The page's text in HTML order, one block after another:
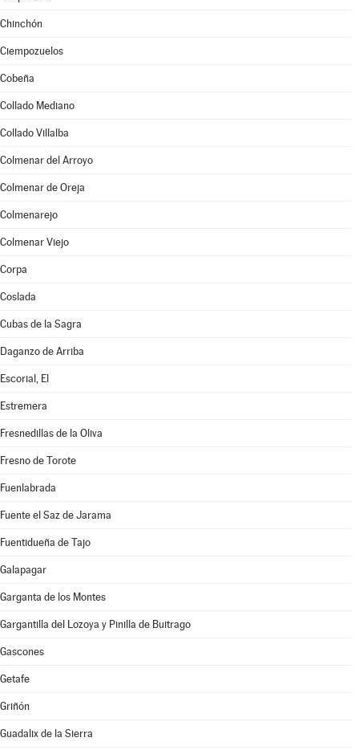
Chinchón
Ciempozuelos
Cobeña
Collado Mediano
Collado Villalba
Colmenar del Arroyo
Colmenar de Oreja
Colmenarejo
Colmenar Viejo
Corpa
Coslada
Cubas de la Sagra
Daganzo de Arriba
Escorial, El
Estremera
Fresnedillas de la Oliva
Fresno de Torote
Fuenlabrada
Fuente el Saz de Jarama
Fuentidueña de Tajo
Galapagar
Garganta de los Montes
Gargantilla del Lozoya y Pinilla de Buitrago
Gascones
Getafe
Griñón
Guadalix de la Sierra